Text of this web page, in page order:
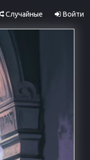
Случайные Войти